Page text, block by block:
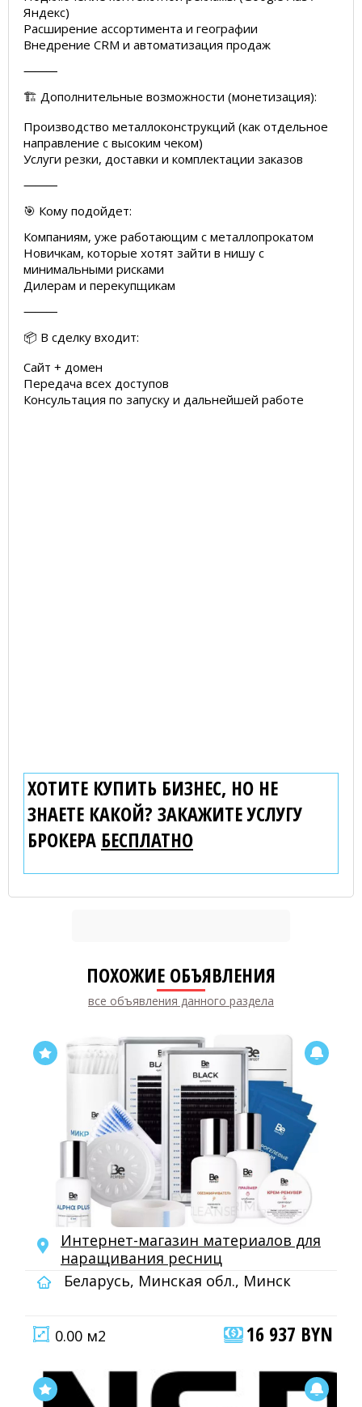
Яндекс)
Расширение ассортимента и географии
Внедрение CRM и автоматизация продаж
⸻
🏗 Дополнительные возможности (монетизация):
Производство металлоконструкций (как отдельное
направление с высоким чеком)
Услуги резки, доставки и комплектации заказов
⸻
🎯 Кому подойдет:
Компаниям, уже работающим с металлопрокатом
Новичкам, которые хотят зайти в нишу с
минимальными рисками
Дилерам и перекупщикам
⸻
📦 В сделку входит:
Сайт + домен
Передача всех доступов
Консультация по запуску и дальнейшей работе
ХОТИТЕ КУПИТЬ БИЗНЕС, НО НЕ
ЗНАЕТЕ КАКОЙ? ЗАКАЖИТЕ УСЛУГУ
БРОКЕРА БЕСПЛАТНО
ПОХОЖИЕ ОБЪЯВЛЕНИЯ
все объявления данного раздела
Интернет-магазин материалов для
наращивания ресниц
Беларусь, Минская обл., Минск
0.00 м2 16 937 BYN